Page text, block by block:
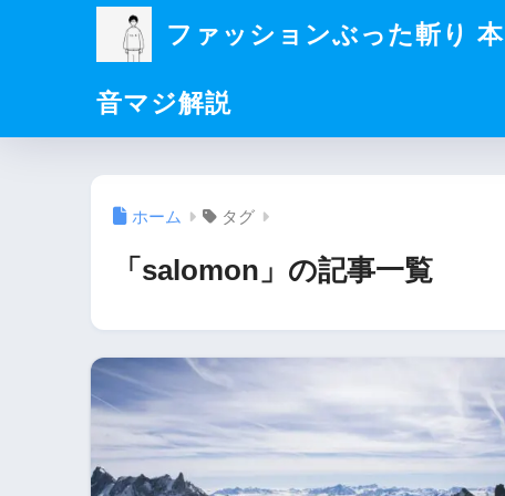
ファッションぶった斬り 本
音マジ解説
ホーム タグ
「salomon」の記事一覧